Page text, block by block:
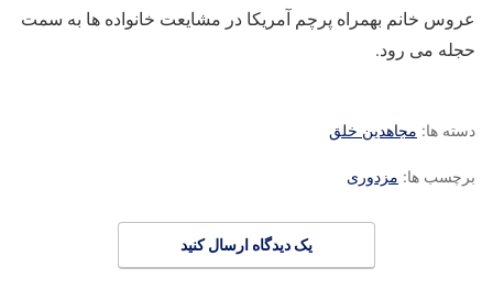
عروس خانم بهمراه پرچم آمريكا در مشايعت خانواده ها به سمت
حجله مى رود.
دسته ها: مجاهدین خلق
برچسب ها: مزدوری
یک دیدگاه ارسال کنید